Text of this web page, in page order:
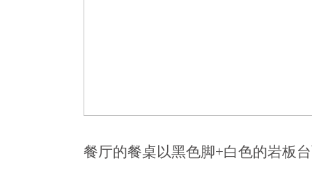
餐厅的餐桌以黑色脚+白色的岩板